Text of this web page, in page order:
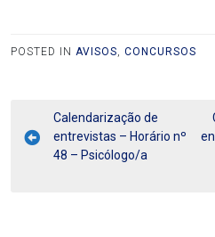
POSTED IN AVISOS, CONCURSOS
Calendarização de
entrevistas – Horário nº
48 – Psicólogo/a